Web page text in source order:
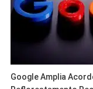
Google Amplia